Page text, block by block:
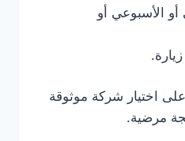
أو الأسبوعي أو
اختيار شركة موثوقة
مرضية.